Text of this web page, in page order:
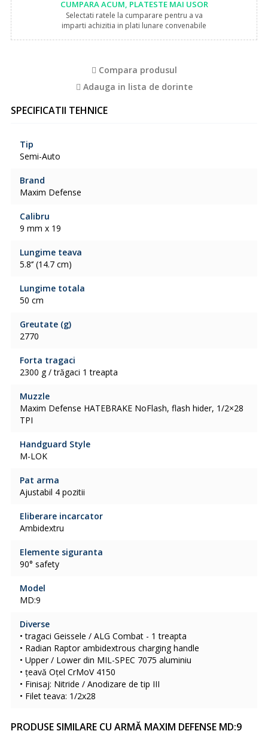
CUMPARA ACUM, PLATESTE MAI USOR
Selectati ratele la cumparare pentru a va
imparti achizitia in plati lunare convenabile
Compara produsul
Adauga in lista de dorinte
SPECIFICATII TEHNICE
Tip
Semi-Auto
Brand
Maxim Defense
Calibru
9 mm x 19
Lungime teava
5.8‘’ (14.7 cm)
Lungime totala
50 cm
Greutate (g)
2770
Forta tragaci
2300 g / trăgaci 1 treapta
Muzzle
Maxim Defense HATEBRAKE NoFlash, flash hider, 1/2×28
TPI
Handguard Style
M-LOK
Pat arma
Ajustabil 4 pozitii
Eliberare incarcator
Ambidextru
Elemente siguranta
90° safety
Model
MD:9
Diverse
• tragaci Geissele / ALG Combat - 1 treapta
• Radian Raptor ambidextrous charging handle
• Upper / Lower din MIL-SPEC 7075 aluminiu
• țeavă Oțel CrMoV 4150
• Finisaj: Nitride / Anodizare de tip III
• Filet teava: 1/2x28
PRODUSE SIMILARE CU ARMĂ MAXIM DEFENSE MD:9